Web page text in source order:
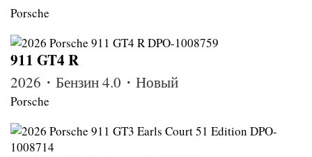
Porsche
911 GT4 R
2026・Бензин 4.0・Новый
Porsche